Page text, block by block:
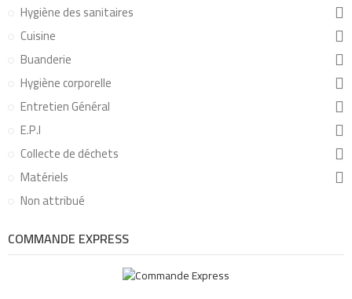
Hygiène des sanitaires
Cuisine
Buanderie
Hygiène corporelle
Entretien Général
E.P.I
Collecte de déchets
Matériels
Non attribué
COMMANDE EXPRESS